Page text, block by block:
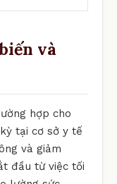
và
hợp cho
tại cơ sở y tế
và giảm
đầu từ việc tối